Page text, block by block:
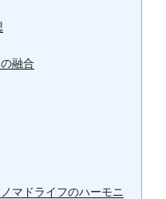
融合
マドライフのハーモニ